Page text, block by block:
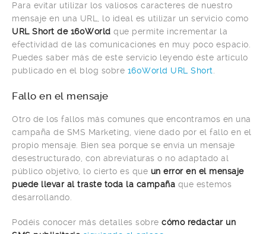
Para evitar utilizar los valiosos caracteres de nuestro
mensaje en una URL, lo ideal es utilizar un servicio como
URL Short de 160World que permite incrementar la
efectividad de las comunicaciones en muy poco espacio.
Puedes saber más de este servicio leyendo éste artículo
publicado en el blog sobre 160World URL Short
Fallo en el mensaje
Otro de los fallos más comunes que encontramos en una
campaña de SMS Marketing, viene dado por el fallo en el
propio mensaje. Bien sea porque se envía un mensaje
desestructurado, con abreviaturas o no adaptado al
público objetivo, lo cierto es que un error en el mensaje
puede llevar al traste toda la campaña que estemos
desarrollando.
Podéis conocer más detalles sobre cómo redactar un